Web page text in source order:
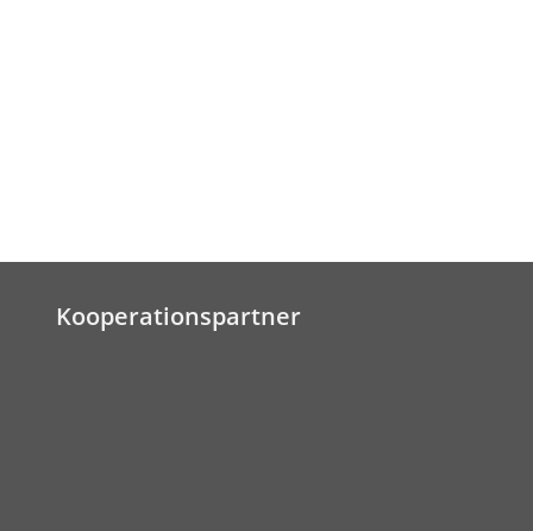
Kooperationspartner